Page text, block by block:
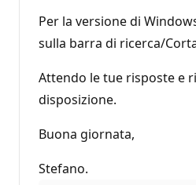
Per la versione di
sulla barra di ricerca/
Attendo le tue risposte e
disposizione.
Buona giornata,
Stefano.